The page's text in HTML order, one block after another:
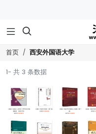

首页 西安外国语大学
1- 共 3 条数据